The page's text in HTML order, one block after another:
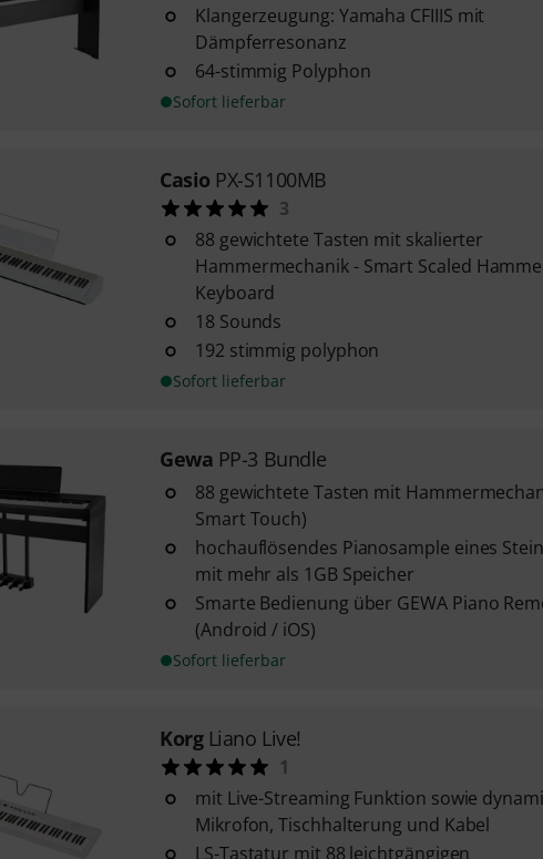
Klangerzeugung: Yamaha CFIIIS mit
Dämpferresonanz
64-stimmig Polyphon
Sofort lieferbar
Casio PX-S1100MB
3
88 gewichtete Tasten mit skalierter
Hammermechanik - Smart Scaled
Keyboard
18 Sounds
192 stimmig polyphon
Sofort lieferbar
Gewa PP-3 Bundle
88 gewichtete Tasten mit
Smart Touch)
hochauflösendes Pianosample eines
mit mehr als 1GB Speicher
Smarte Bedienung über GEWA Piano
(Android / iOS)
Sofort lieferbar
Korg Liano Live!
1
mit Live-Streaming Funktion sowie
Mikrofon, Tischhalterung und Kabel
LS-Tastatur mit 88 leichtgängigen